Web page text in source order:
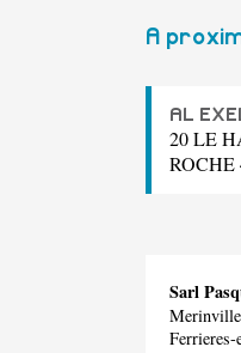
A
AL
20 LE
Sarl
Ferrieres-